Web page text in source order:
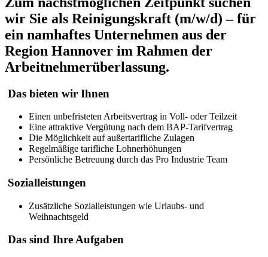
wir Sie als Reinigungskraft (m/w/d) – für
ein namhaftes Unternehmen aus der
Region Hannover im Rahmen der
Arbeitnehmerüberlassung.
Das bieten wir Ihnen
Einen unbefristeten Arbeitsvertrag in Voll- oder Teilzeit
Eine attraktive Vergütung nach dem BAP-Tarifvertrag
Die Möglichkeit auf außertarifliche Zulagen
Regelmäßige tarifliche Lohnerhöhungen
Persönliche Betreuung durch das Pro Industrie Team
Sozialleistungen
Zusätzliche Sozialleistungen wie Urlaubs- und
Weihnachtsgeld
Das sind Ihre Aufgaben